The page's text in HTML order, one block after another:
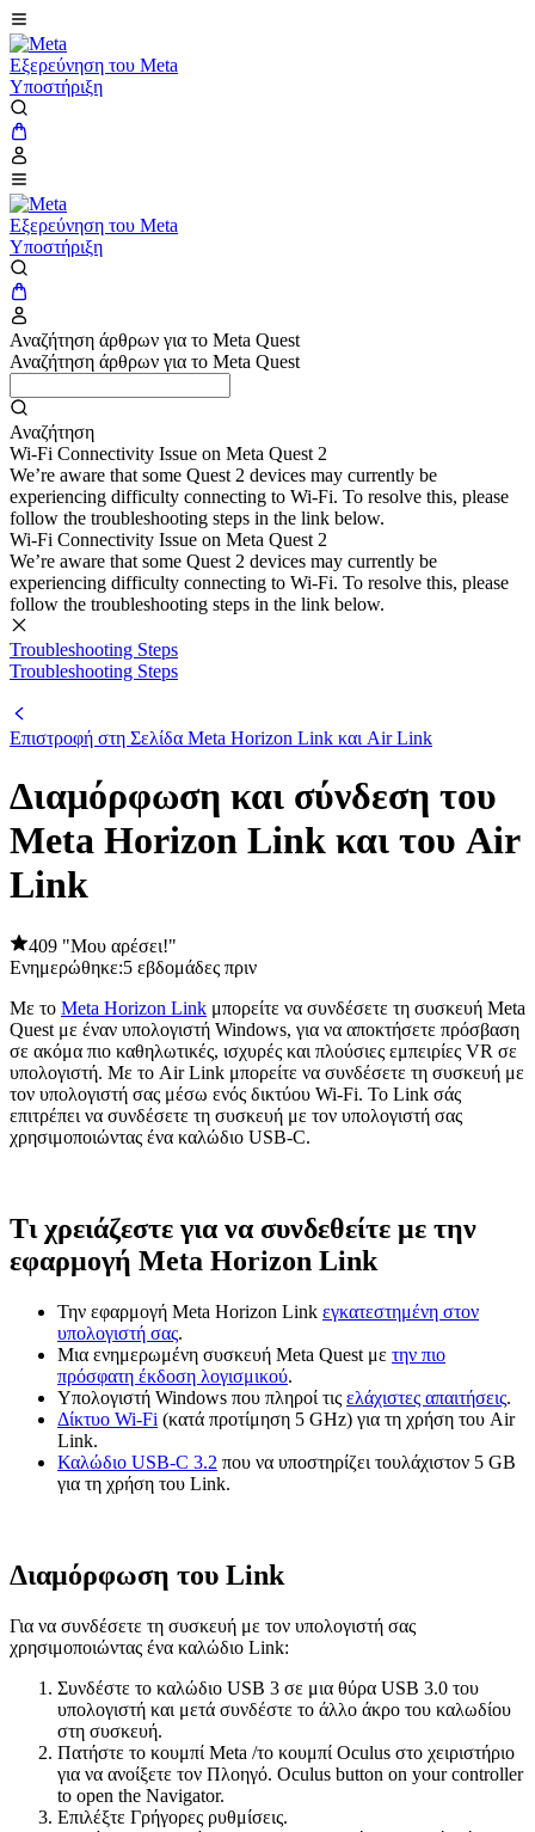
Εξερεύνηση του Meta
Υποστήριξη
Εξερεύνηση του Meta
Υποστήριξη
Αναζήτηση άρθρων για το Meta Quest
Αναζήτηση άρθρων για το Meta Quest
Αναζήτηση
Wi-Fi Connectivity Issue on Meta Quest 2
We’re aware that some Quest 2 devices may currently be
experiencing difficulty connecting to Wi-Fi. To resolve this, please
follow the troubleshooting steps in the link below.
Wi-Fi Connectivity Issue on Meta Quest 2
We’re aware that some Quest 2 devices may currently be
experiencing difficulty connecting to Wi-Fi. To resolve this, please
follow the troubleshooting steps in the link below.
Troubleshooting Steps
Troubleshooting Steps
Επιστροφή στη Σελίδα Meta Horizon Link και Air Link
Διαμόρφωση και σύνδεση του
Meta Horizon Link και του Air
Link
409 "Μου αρέσει!"
Ενημερώθηκε:5 εβδομάδες πριν
Με το Meta Horizon Link μπορείτε να συνδέσετε τη συσκευή Meta
Quest με έναν υπολογιστή Windows, για να αποκτήσετε πρόσβαση
σε ακόμα πιο καθηλωτικές, ισχυρές και πλούσιες εμπειρίες VR σε
υπολογιστή. Με το Air Link μπορείτε να συνδέσετε τη συσκευή με
τον υπολογιστή σας μέσω ενός δικτύου Wi-Fi. Το Link σάς
επιτρέπει να συνδέσετε τη συσκευή με τον υπολογιστή σας
χρησιμοποιώντας ένα καλώδιο USB-C.
Τι χρειάζεστε για να συνδεθείτε με την
εφαρμογή Meta Horizon Link
Την εφαρμογή Meta Horizon Link εγκατεστημένη στον
υπολογιστή σας.
Μια ενημερωμένη συσκευή Meta Quest με την πιο
πρόσφατη έκδοση λογισμικού.
Υπολογιστή Windows που πληροί τις ελάχιστες απαιτήσεις.
Δίκτυο Wi-Fi (κατά προτίμηση 5 GHz) για τη χρήση του Air
Link.
Καλώδιο USB-C 3.2 που να υποστηρίζει τουλάχιστον 5 GB
για τη χρήση του Link.
Διαμόρφωση του Link
Για να συνδέσετε τη συσκευή με τον υπολογιστή σας
χρησιμοποιώντας ένα καλώδιο Link:
Συνδέστε το καλώδιο USB 3 σε μια θύρα USB 3.0 του
υπολογιστή και μετά συνδέστε το άλλο άκρο του καλωδίου
στη συσκευή.
Πατήστε το κουμπί Meta /το κουμπί Oculus στο χειριστήριο
για να ανοίξετε τον Πλοηγό. Oculus button on your controller
to open the Navigator.
Επιλέξτε Γρήγορες ρυθμίσεις.